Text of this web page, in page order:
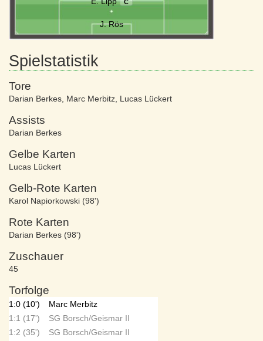
C
J. Rös
Spielstatistik
Tore
Darian Berkes Marc Merbitz Lucas Lückert
Assists
Darian Berkes
Gelbe Karten
Lucas Lückert
Gelb-Rote Karten
Karol Napiorkowski (98')
Rote Karten
Darian Berkes (98')
Zuschauer
45
Torfolge
1:0 (10')
Marc Merbitz
1:1 (17')
SG Borsch/Geismar II
1:2 (35')
SG Borsch/Geismar II